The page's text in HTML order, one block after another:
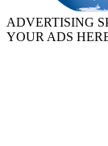
ADVERTISING
YOUR ADS